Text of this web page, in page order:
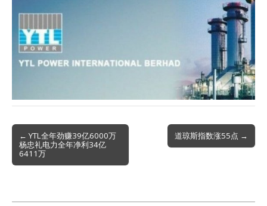
Post
navigation
← YTL全年劲赚39亿6000万
杨忠礼电力全年净利34亿
6411万
道琼斯指数涨55点 →